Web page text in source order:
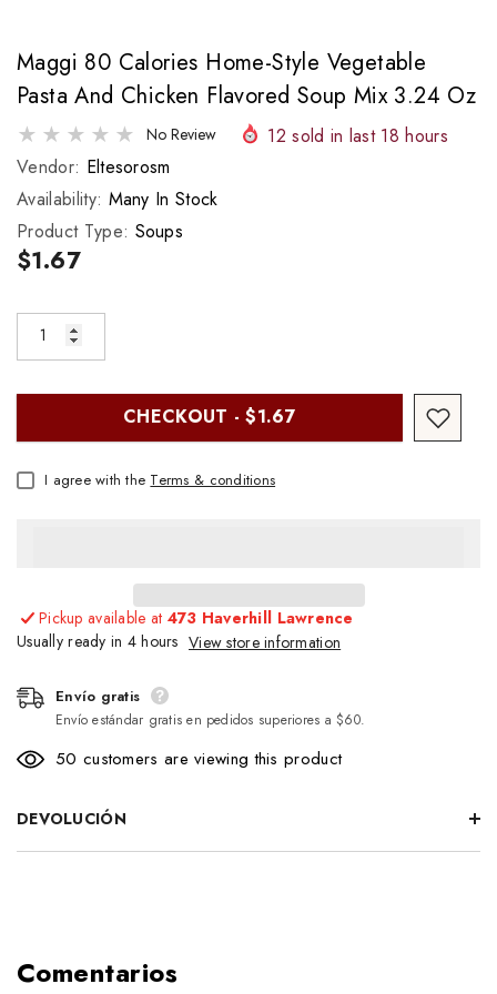
Maggi 80 Calories Home-Style Vegetable
Pasta And Chicken Flavored Soup Mix 3.24 Oz
No Review 12 sold in last 18 hours
Vendor: Eltesorosm
Availability: Many In Stock
Product Type: Soups
$1.67
CHECKOUT - $1.67
I agree with the Terms & conditions
Pickup available at 473 Haverhill Lawrence
Usually ready in 4 hours View store information
Envío gratis
Envío estándar gratis en pedidos superiores a $60.
50 customers are viewing this product
DEVOLUCIÓN
Comentarios